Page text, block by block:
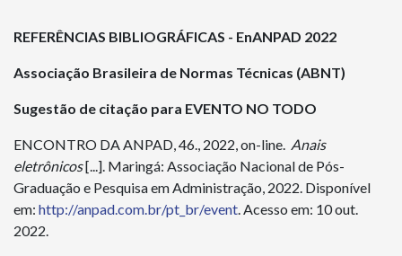
REFERÊNCIAS BIBLIOGRÁFICAS - EnANPAD 2022
Associação Brasileira de Normas Técnicas (ABNT)
Sugestão de citação para EVENTO NO TODO
ENCONTRO DA ANPAD, 46., 2022, on-line. Anais
eletrônicos[...]. Maringá: Associação Nacional de Pós-
Graduação e Pesquisa em Administração, 2022. Disponível
em: http://anpad.com.br/pt_br/event. Acesso em: 10 out.
2022.